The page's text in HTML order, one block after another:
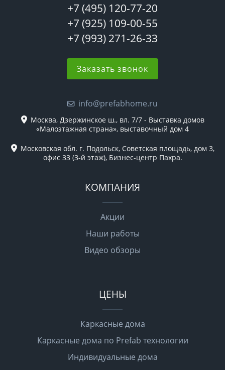
+7 (495) 120-77-20
+7 (925) 109-00-55
+7 (993) 271-26-33
Заказать звонок
info@prefabhome.ru
Москва, Дзержинское ш., вл. 7/7 - Выставка домов
«Малоэтажная страна», выставочный дом 4
Московская обл. г. Подольск, Советская площадь, дом 3,
офис 33 (3-й этаж), Бизнес-центр Пахра.
КОМПАНИЯ
Акции
Наши работы
Видео обзоры
ЦЕНЫ
Каркасные дома
Каркасные дома по Prefab технологии
Индивидуальные дома